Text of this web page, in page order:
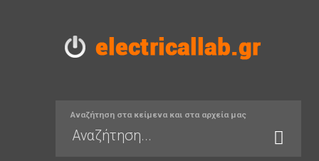
Αναζήτηση στα κείμενα και στα αρχεία μας